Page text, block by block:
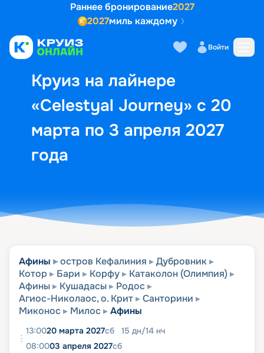
Раннее бронирование2027
2027миль каждому
Войти
Круиз на лайнере
«Celestyal Journey» с 20
марта по 3 апреля 2027
года
Выбор кают Маршрут и
Афины остров Кефалиния
Дубровник
Котор
Бари Корфу
Катаколон (Олимпия)
Афины
Кушадасы
Родос
Агиос-Николаос, о. Крит
Санторини
Миконос
Милос Афины
13:0020 марта 2027сб 15 дн/14 нч
08:0003 апреля 2027сб